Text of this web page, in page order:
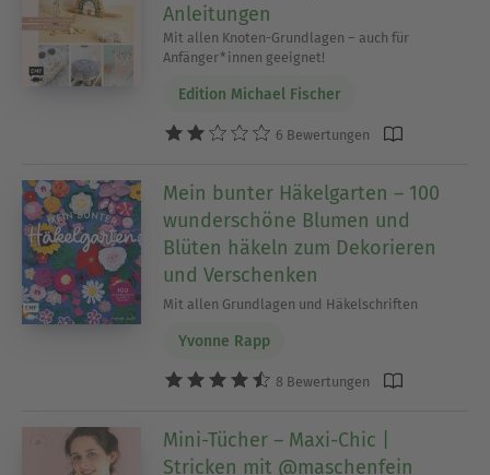
Anleitungen
Mit allen Knoten-Grundlagen – auch für
Anfänger*innen geeignet!
Edition Michael Fischer
6 Bewertungen
Mein bunter Häkelgarten – 100
wunderschöne Blumen und
Blüten häkeln zum Dekorieren
und Verschenken
Mit allen Grundlagen und Häkelschriften
Yvonne Rapp
8 Bewertungen
Mini-Tücher – Maxi-Chic |
Stricken mit @maschenfein